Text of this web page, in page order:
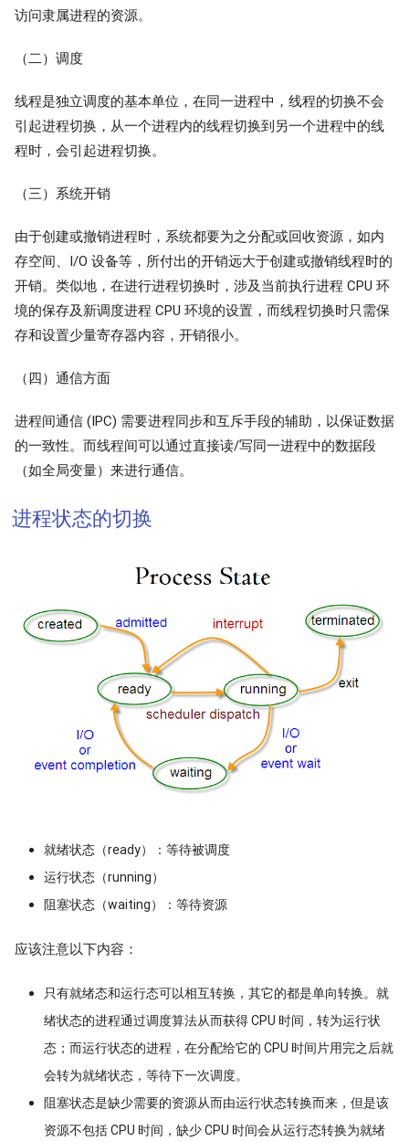
访问隶属进程的资源。
（二）调度
线程是独立调度的基本单位，在同一进程中，线程的切换不会
引起进程切换，从一个进程内的线程切换到另一个进程中的线
程时，会引起进程切换。
（三）系统开销
由于创建或撤销进程时，系统都要为之分配或回收资源，如内
存空间、I/O 设备等，所付出的开销远大于创建或撤销线程时的
开销。类似地，在进行进程切换时，涉及当前执行进程 CPU 环
境的保存及新调度进程 CPU 环境的设置，而线程切换时只需保
存和设置少量寄存器内容，开销很小。
（四）通信方面
进程间通信 (IPC) 需要进程同步和互斥手段的辅助，以保证数据
的一致性。而线程间可以通过直接读/写同一进程中的数据段
（如全局变量）来进行通信。
进程状态的切换
就绪状态（ready）：等待被调度
运行状态（running）
阻塞状态（waiting）：等待资源
应该注意以下内容：
只有就绪态和运行态可以相互转换，其它的都是单向转换。就
绪状态的进程通过调度算法从而获得 CPU 时间，转为运行状
态；而运行状态的进程，在分配给它的 CPU 时间片用完之后就
会转为就绪状态，等待下一次调度。
阻塞状态是缺少需要的资源从而由运行状态转换而来，但是该
资源不包括 CPU 时间，缺少 CPU 时间会从运行态转换为就绪